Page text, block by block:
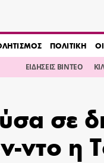
ΠΟΛΙΤΙΚΗ
ΕΙΔΗΣΕΙΣ ΒΙΝΤΕΟ
σε
ντο η